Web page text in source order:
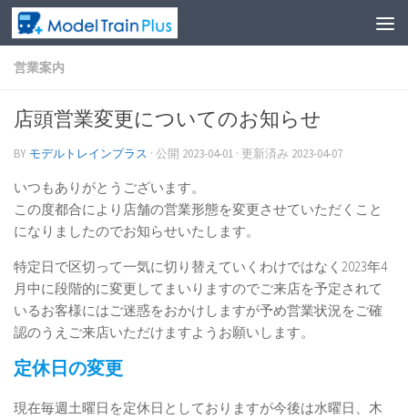
営業案内
店頭営業変更についてのお知らせ
BY モデルトレインプラス · 公開 2023-04-01 · 更新済み 2023-04-07
いつもありがとうございます。
この度都合により店舗の営業形態を変更させていただくこと
になりましたのでお知らせいたします。
特定日で区切って一気に切り替えていくわけではなく2023年4
月中に段階的に変更してまいりますのでご来店を予定されて
いるお客様にはご迷惑をおかけしますが予め営業状況をご確
認のうえご来店いただけますようお願いします。
定休日の変更
現在毎週土曜日を定休日としておりますが今後は水曜日、木